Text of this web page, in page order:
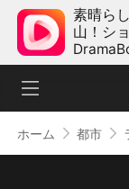
素晴ら
山！シ
ホーム 都市